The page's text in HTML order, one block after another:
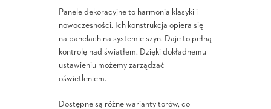
Panele dekoracyjne to harmonia klasyki i
nowoczesności. Ich konstrukcja opiera się
na panelach na systemie szyn. Daje to pełną
kontrolę nad światłem. Dzięki dokładnemu
ustawieniu możemy zarządzać
oświetleniem.
Dostępne są różne warianty torów, co